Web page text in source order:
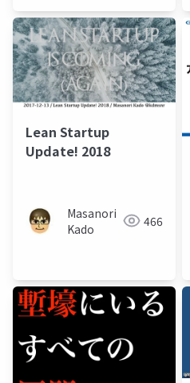
Lean Startup
Update! 2018
Masanori
Kado
466